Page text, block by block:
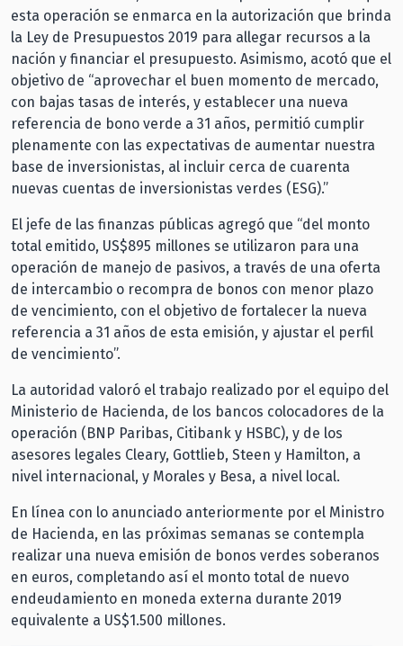
esta operación se enmarca en la autorización que brinda
la Ley de Presupuestos 2019 para allegar recursos a la
nación y financiar el presupuesto. Asimismo, acotó que el
objetivo de “aprovechar el buen momento de mercado,
con bajas tasas de interés, y establecer una nueva
referencia de bono verde a 31 años, permitió cumplir
plenamente con las expectativas de aumentar nuestra
base de inversionistas, al incluir cerca de cuarenta
nuevas cuentas de inversionistas verdes (ESG).”
El jefe de las finanzas públicas agregó que “del monto
total emitido, US$895 millones se utilizaron para una
operación de manejo de pasivos, a través de una oferta
de intercambio o recompra de bonos con menor plazo
de vencimiento, con el objetivo de fortalecer la nueva
referencia a 31 años de esta emisión, y ajustar el perfil
de vencimiento”.
La autoridad valoró el trabajo realizado por el equipo del
Ministerio de Hacienda, de los bancos colocadores de la
operación (BNP Paribas, Citibank y HSBC), y de los
asesores legales Cleary, Gottlieb, Steen y Hamilton, a
nivel internacional, y Morales y Besa, a nivel local.
En línea con lo anunciado anteriormente por el Ministro
de Hacienda, en las próximas semanas se contempla
realizar una nueva emisión de bonos verdes soberanos
en euros, completando así el monto total de nuevo
endeudamiento en moneda externa durante 2019
equivalente a US$1.500 millones.